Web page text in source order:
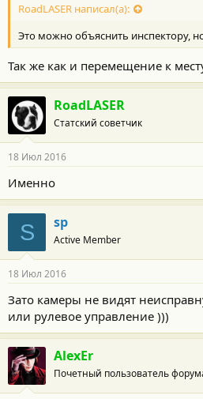
RoadLASER написал(а):
Это можно объяснить инспектору,
Так же как и перемещение к
RoadLASER
Статский советчик
18 Июл 2016
Именно
S sp
Active Member
18 Июл 2016
Зато камеры не видят
или рулевое управление )))
AlexEr
Почетный пользователь